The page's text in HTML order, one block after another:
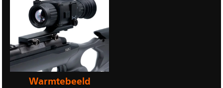
Warmtebeeld